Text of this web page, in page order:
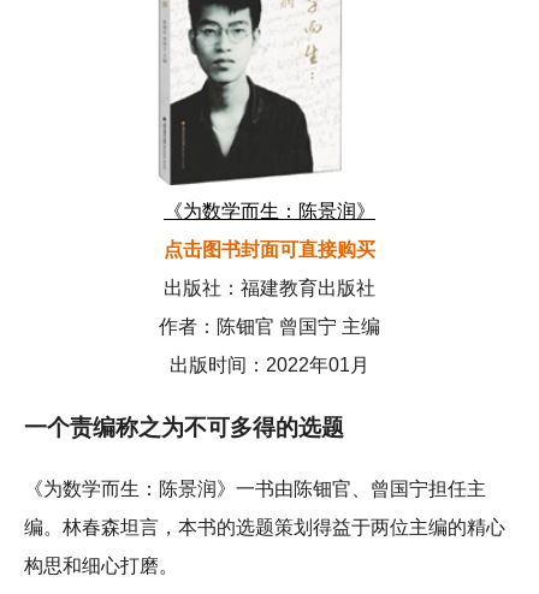
《为数学而生：陈景润》
点击图书封面可直接购买
出版社：福建教育出版社
作者：陈钿官 曾国宁 主编
出版时间：2022年01月
一个责编称之为不可多得的选题
《为数学而生：陈景润》一书由陈钿官、曾国宁担任主
编。林春森坦言，本书的选题策划得益于两位主编的精心
构思和细心打磨。